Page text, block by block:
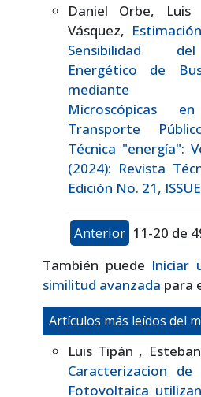
Daniel Orbe, Luis
Vásquez,
Sensibilidad
Energético de
mediante
Microscópicas
Transporte
Técnica "energía":
(2024): Revista
Edición No. 21,
Anterior 11-20 de
También puede Iniciar
similitud avanzada para
Artículos más leídos del
Luis Tipán ,
Caracterizacion de
Fotovoltaica